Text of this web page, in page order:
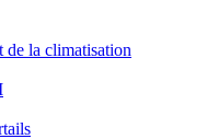
de la climatisation